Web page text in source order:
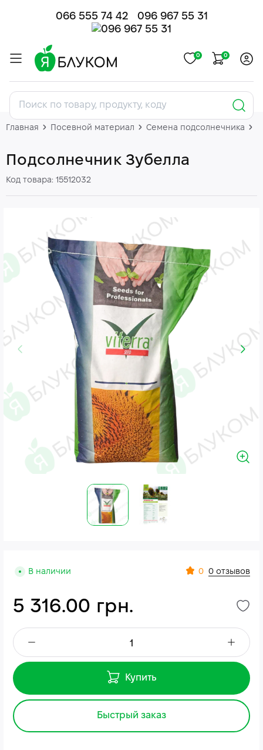
066 555 74 42 096 967 55 31
0 0
Главная Посевной материал Семена подсолнечника
Подсолнечник Зубелла
Код товара: 15512032
В наличии 0 0 отзывов
5 316.00 грн.
Купить
Быстрый заказ